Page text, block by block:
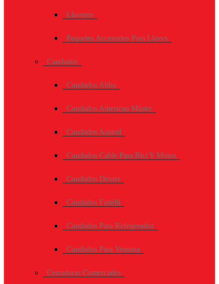
Llaveros
Paquetes Accesorios Para Llaves
Candados
Candados Abba
Candados American Máster
Candados Austral
Candados Cable Para Bici Y Motos
Candados Dexter
Candados Faitelli
Candados Para Refrigerador
Candados Para Ventana
Cerraduras Comerciales